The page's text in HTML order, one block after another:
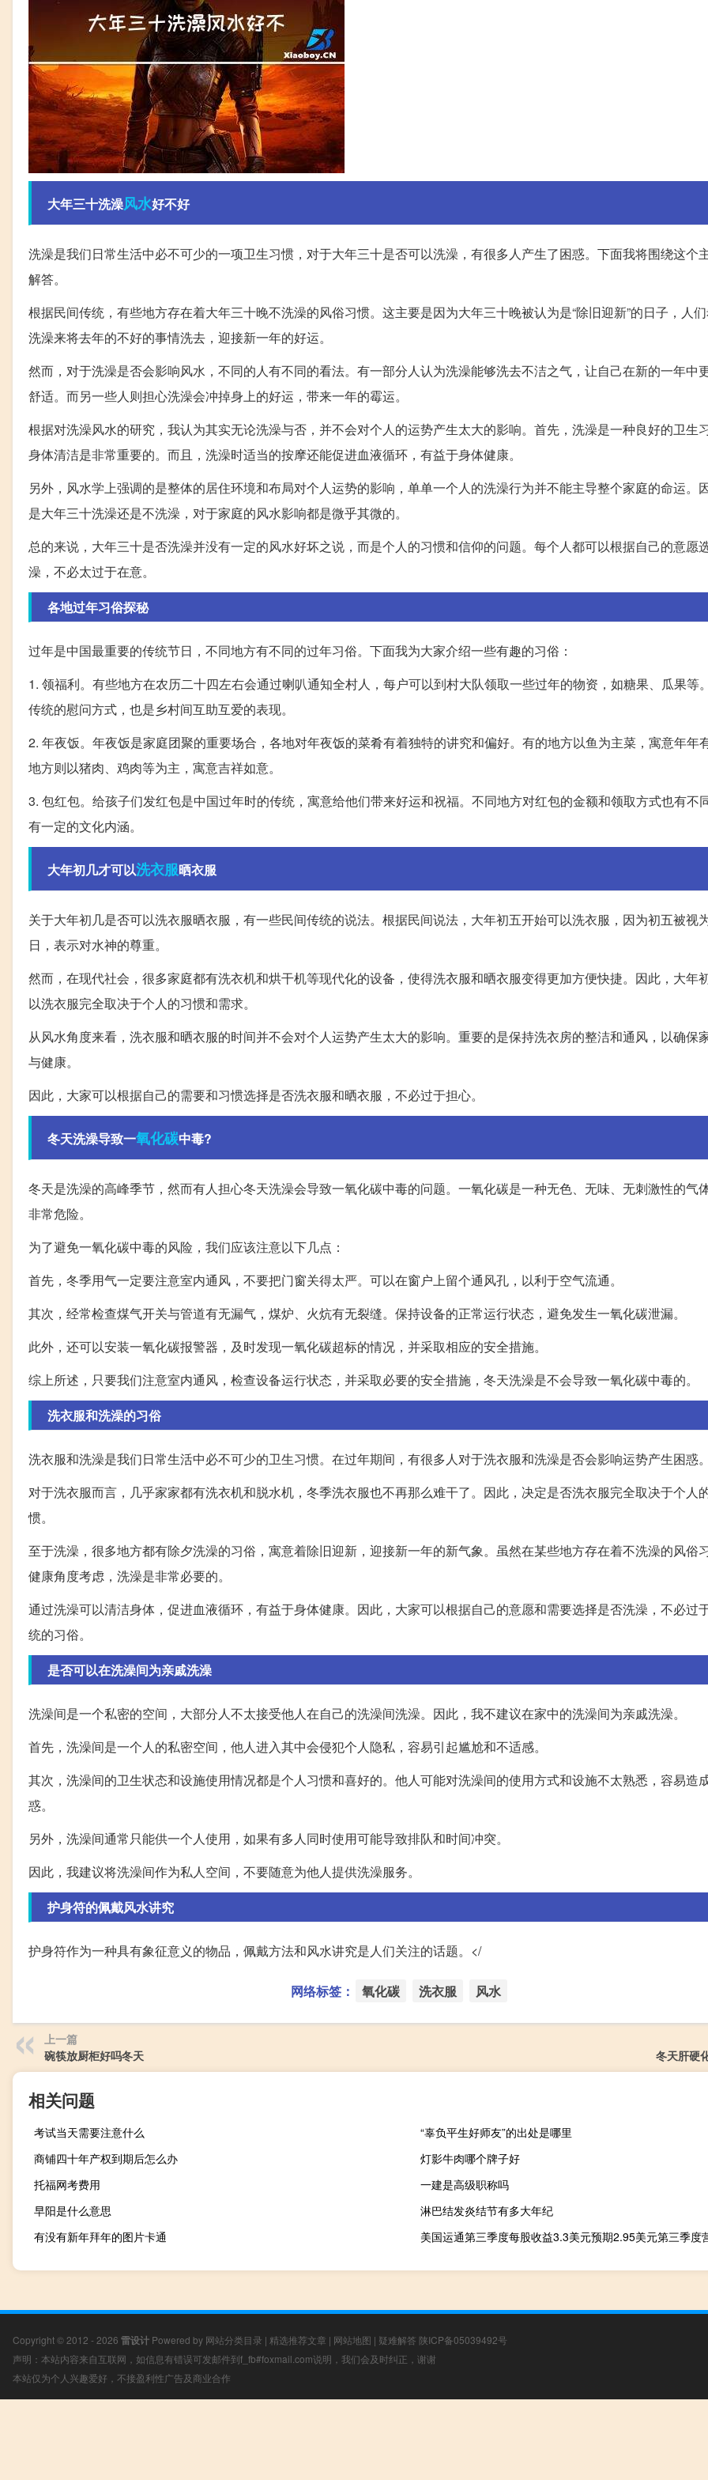
大年三十洗澡风水好不好
洗澡是我们日常生活中必不可少的一项卫生习惯，对于大年三十是否可以洗澡，有很多人产生了困惑。下面我将围绕这个
解答。
根据民间传统，有些地方存在着大年三十晚不洗澡的风俗习惯。这主要是因为大年三十晚被认为是“除旧迎新”的日子，人
洗澡来将去年的不好的事情洗去，迎接新一年的好运。
然而，对于洗澡是否会影响风水，不同的人有不同的看法。有一部分人认为洗澡能够洗去不洁之气，让自己在新的一年中更
舒适。而另一些人则担心洗澡会冲掉身上的好运，带来一年的霉运。
根据对洗澡风水的研究，我认为其实无论洗澡与否，并不会对个人的运势产生太大的影响。首先，洗澡是一种良好的卫生
身体清洁是非常重要的。而且，洗澡时适当的按摩还能促进血液循环，有益于身体健康。
另外，风水学上强调的是整体的居住环境和布局对个人运势的影响，单单一个人的洗澡行为并不能主导整个家庭的命运。
是大年三十洗澡还是不洗澡，对于家庭的风水影响都是微乎其微的。
总的来说，大年三十是否洗澡并没有一定的风水好坏之说，而是个人的习惯和信仰的问题。每个人都可以根据自己的意愿
澡，不必太过于在意。
各地过年习俗探秘
过年是中国最重要的传统节日，不同地方有不同的过年习俗。下面我为大家介绍一些有趣的习俗：
1. 领福利。有些地方在农历二十四左右会通过喇叭通知全村人，每户可以到村大队领取一些过年的物资，如糖果、瓜果等
传统的慰问方式，也是乡村间互助互爱的表现。
2. 年夜饭。年夜饭是家庭团聚的重要场合，各地对年夜饭的菜肴有着独特的讲究和偏好。有的地方以鱼为主菜，寓意年年
地方则以猪肉、鸡肉等为主，寓意吉祥如意。
3. 包红包。给孩子们发红包是中国过年时的传统，寓意给他们带来好运和祝福。不同地方对红包的金额和领取方式也有不
有一定的文化内涵。
大年初几才可以洗衣服晒衣服
关于大年初几是否可以洗衣服晒衣服，有一些民间传统的说法。根据民间说法，大年初五开始可以洗衣服，因为初五被视
日，表示对水神的尊重。
然而，在现代社会，很多家庭都有洗衣机和烘干机等现代化的设备，使得洗衣服和晒衣服变得更加方便快捷。因此，大年
以洗衣服完全取决于个人的习惯和需求。
从风水角度来看，洗衣服和晒衣服的时间并不会对个人运势产生太大的影响。重要的是保持洗衣房的整洁和通风，以确保
与健康。
因此，大家可以根据自己的需要和习惯选择是否洗衣服和晒衣服，不必过于担心。
冬天洗澡导致一氧化碳中毒?
冬天是洗澡的高峰季节，然而有人担心冬天洗澡会导致一氧化碳中毒的问题。一氧化碳是一种无色、无味、无刺激性的气
非常危险。
为了避免一氧化碳中毒的风险，我们应该注意以下几点：
首先，冬季用气一定要注意室内通风，不要把门窗关得太严。可以在窗户上留个通风孔，以利于空气流通。
其次，经常检查煤气开关与管道有无漏气，煤炉、火炕有无裂缝。保持设备的正常运行状态，避免发生一氧化碳泄漏。
此外，还可以安装一氧化碳报警器，及时发现一氧化碳超标的情况，并采取相应的安全措施。
综上所述，只要我们注意室内通风，检查设备运行状态，并采取必要的安全措施，冬天洗澡是不会导致一氧化碳中毒的。
洗衣服和洗澡的习俗
洗衣服和洗澡是我们日常生活中必不可少的卫生习惯。在过年期间，有很多人对于洗衣服和洗澡是否会影响运势产生困惑。
对于洗衣服而言，几乎家家都有洗衣机和脱水机，冬季洗衣服也不再那么难干了。因此，决定是否洗衣服完全取决于个人
惯。
至于洗澡，很多地方都有除夕洗澡的习俗，寓意着除旧迎新，迎接新一年的新气象。虽然在某些地方存在着不洗澡的风俗
健康角度考虑，洗澡是非常必要的。
通过洗澡可以清洁身体，促进血液循环，有益于身体健康。因此，大家可以根据自己的意愿和需要选择是否洗澡，不必过
统的习俗。
是否可以在洗澡间为亲戚洗澡
洗澡间是一个私密的空间，大部分人不太接受他人在自己的洗澡间洗澡。因此，我不建议在家中的洗澡间为亲戚洗澡。
首先，洗澡间是一个人的私密空间，他人进入其中会侵犯个人隐私，容易引起尴尬和不适感。
其次，洗澡间的卫生状态和设施使用情况都是个人习惯和喜好的。他人可能对洗澡间的使用方式和设施不太熟悉，容易造
惑。
另外，洗澡间通常只能供一个人使用，如果有多人同时使用可能导致排队和时间冲突。
因此，我建议将洗澡间作为私人空间，不要随意为他人提供洗澡服务。
护身符的佩戴风水讲究
护身符作为一种具有象征意义的物品，佩戴方法和风水讲究是人们关注的话题。</
网络标签： 氧化碳 洗衣服 风水
上一篇
碗筷放厨柜好吗冬天
冬天肝硬
相关问题
考试当天需要注意什么
“辜负平生好师友”的出处是哪里
商铺四十年产权到期后怎么办
灯影牛肉哪个牌子好
托福网考费用
一建是高级职称吗
早阳是什么意思
淋巴结发炎结节有多大年纪
有没有新年拜年的图片卡通
Copyright © 2012 - 2026 雷设计 Powered by 网站分类目录 | 精选推荐文章 | 网站地图 | 疑难解答 陕ICP备05039492号
声明：本站内容来自互联网，如信息有错误可发邮件到f_fb#foxmail.com说明，我们会及时纠正，谢谢
本站仅为个人兴趣爱好，不接盈利性广告及商业合作